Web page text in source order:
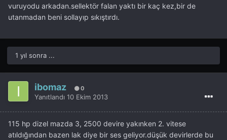
vuruyodu arkadan.sellektör falan yaktı bir kaç kez,bir de
utanmadan beni sollayıp sıkıştırdı.
1 yıl sonra ...
ibomaz 0
Yanıtlandı 10 Ekim 2013
115 hp dizel mazda 3, 2500 devire yakınken 2. vitese
atıldığından bazen lak diye bir ses geliyor.düşük devirlerde bu